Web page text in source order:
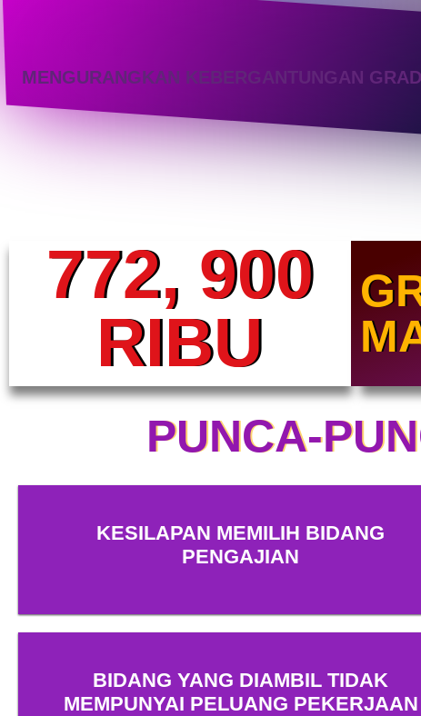
MENGURANGKAN KEBERGANTUNGAN
772, 900
RIBU
PUNCA-
KESILAPAN MEMILIH BIDANG
PENGAJIAN
BIDANG YANG DIAMBIL TIDAK
MEMPUNYAI PELUANG PEKERJAAN